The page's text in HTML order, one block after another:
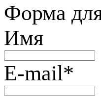
Форма
Имя
E-mail*